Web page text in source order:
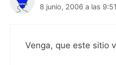
8 junio, 2006 a las
Venga, que este sitio